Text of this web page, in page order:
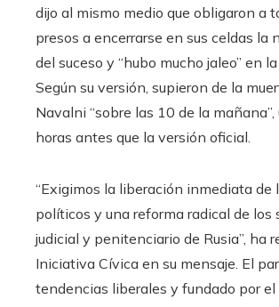
dijo al mismo medio que obligaron a
presos a encerrarse en sus celdas la
del suceso y “hubo mucho jaleo” en
Según su versión, supieron de la
Navalni “sobre las 10 de la mañana”,
horas antes que la versión oficial.
“Exigimos la liberación inmediata de
políticos y una reforma radical de los
judicial y penitenciario de Rusia”, ha
Iniciativa Cívica en su mensaje. El
tendencias liberales y fundado por el